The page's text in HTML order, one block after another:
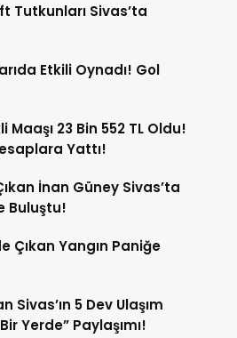
Tutkunları Sivas’ta
Etkili Oynadı! Gol
Maaşı 23 Bin 552 TL Oldu!
Yattı!
İnan Güney Sivas’ta
Buluştu!
Çıkan Yangın Paniğe
Sivas’ın 5 Dev Ulaşım
Yerde” Paylaşımı!